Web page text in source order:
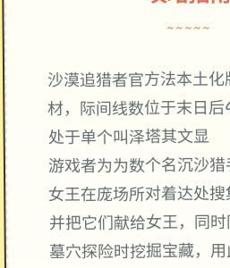
~~~~~
沙漠追猎者官方法本土
材，际间线数位于末日
处于单个叫泽塔其文显
游戏者为为数个名沉沙
女王在庞场所对着达处搜
并把它们献给女王，同
墓穴探险时挖掘宝藏，